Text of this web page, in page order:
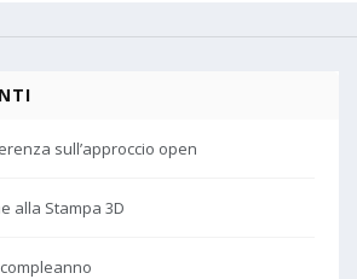
sull’approccio open
alla Stampa 3D